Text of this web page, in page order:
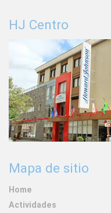
HJ Centro
Mapa de sitio
Home
Actividades